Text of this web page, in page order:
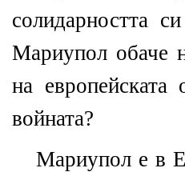
солидарността
Мариупол обаче
на
войната?
Мариупол е в